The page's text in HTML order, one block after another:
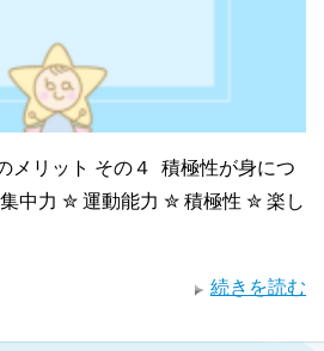
メリット その４ 積極性が身につ
力 ✮ 運動能力 ✮ 積極性 ✮ 楽し
続きを読む